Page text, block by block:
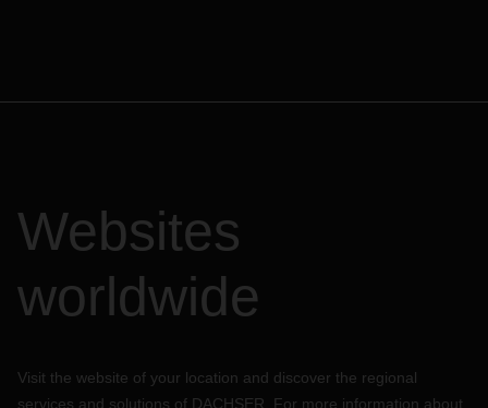
Websites
worldwide
Visit the website of your location and discover the regional
services and solutions of DACHSER. For more information about